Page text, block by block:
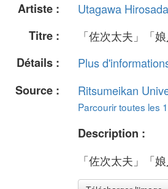
Artiste :
Utagawa Hirosada
Titre :
「佐次太夫」「娘
Détails :
Plus
Source :
Ritsumeikan
Parcourir toutes les
Description :
「佐次太夫」「娘